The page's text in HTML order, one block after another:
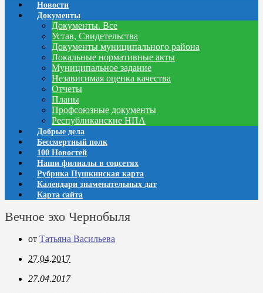
Новости
Документы
Документы. Все
Устав, Свидетельства
Документы муниципального района
Локальные нормативные акты
Муниципальное задание
Независимая оценка качества
Отчеты
Планы
Профсоюзные документы
Республиканские НПА
Добрые дела
Бессмертный полк
100 Новостей
Наши филиалы в соцсетях
Рубрика Пушкинская карта
Календари знаменательных дат
Карта сайта
Вечное эхо Чернобыля
от Татьяна Васильева
27.04.2017
27.04.2017